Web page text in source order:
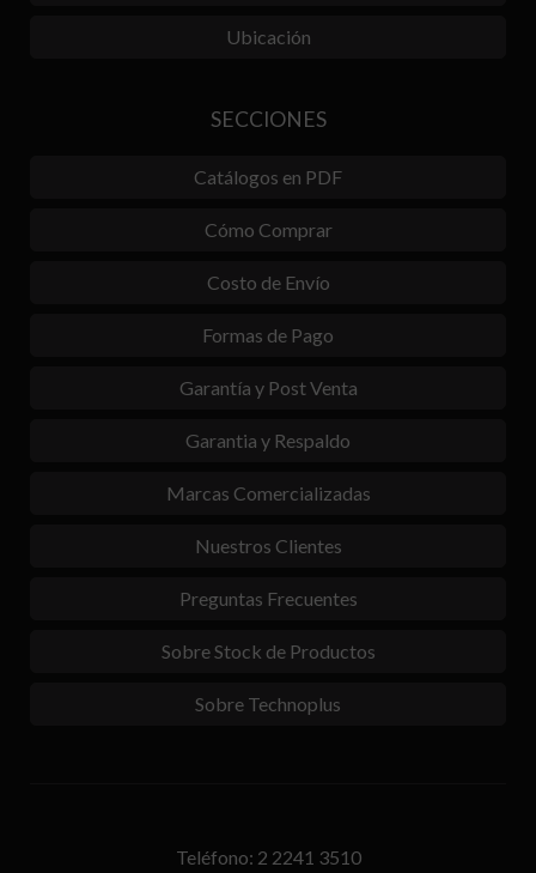
Ubicación
SECCIONES
Catálogos en PDF
Cómo Comprar
Costo de Envío
Formas de Pago
Garantía y Post Venta
Garantia y Respaldo
Marcas Comercializadas
Nuestros Clientes
Preguntas Frecuentes
Sobre Stock de Productos
Sobre Technoplus
Teléfono: 2 2241 3510